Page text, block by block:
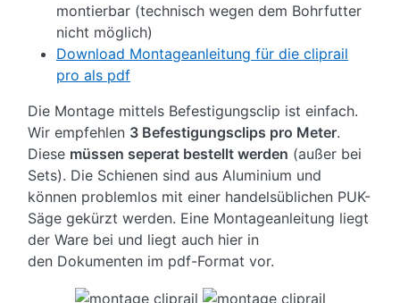
montierbar (technisch wegen dem Bohrfutter
nicht möglich)
Download Montageanleitung für die cliprail
pro als pdf
Die Montage mittels Befestigungsclip ist einfach.
Wir empfehlen 3 Befestigungsclips pro Meter.
Diese müssen seperat bestellt werden (außer bei
Sets). Die Schienen sind aus Aluminium und
können problemlos mit einer handelsüblichen PUK-
Säge gekürzt werden. Eine Montageanleitung liegt
der Ware bei und liegt auch hier in
den Dokumenten im pdf-Format vor.